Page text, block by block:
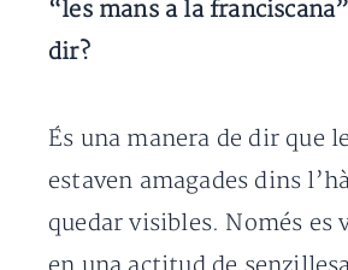
“les mans a la
dir?
És una manera de dir que
estaven amagades dins
quedar visibles. Només es